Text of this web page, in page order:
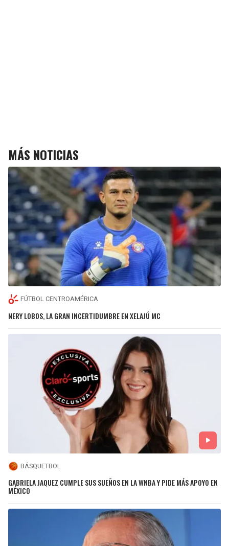
MÁS NOTICIAS
FÚTBOL CENTROAMÉRICA
NERY LOBOS, LA GRAN INCERTIDUMBRE EN XELAJÚ MC
BÁSQUETBOL
GABRIELA JAQUEZ CUMPLE SUS SUEÑOS EN LA WNBA Y PIDE MÁS APOYO EN
MÉXICO